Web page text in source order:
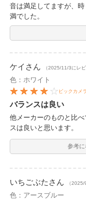
音は満足してますが、
満でした。
ケイ さん （2025/11/3にレビ
色：ホワイト
ビックカメ
バランスは良い
他メーカーのものと比
スは良いと思います。
参考
いちごぶた さん （
色：アースブルー